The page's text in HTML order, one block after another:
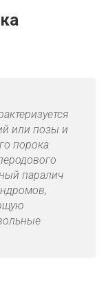
или позы и
порока
паралич